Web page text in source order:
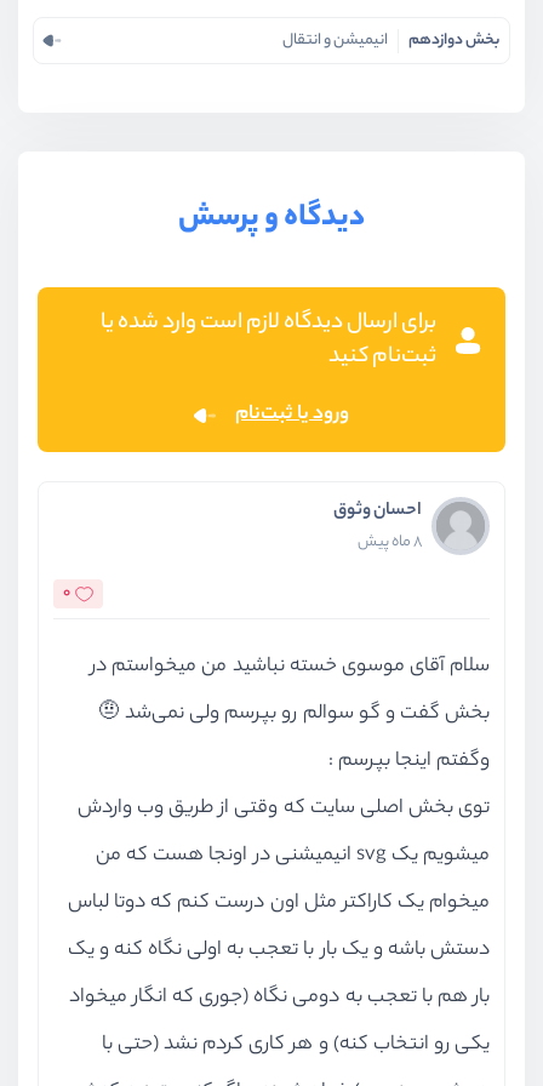
CSS وجود داره با مثال‌های مختلف آشنا می‌شوید و در نهایت
می‌توانید با مواردی که یاد گرفتید وبسایت مورد نظر خود را
شکل دهید.
ابزار های مورد نیاز برای شرکت در این دوره
شما برای شرکت در این دوره به مقدار زیادی اشتیاق به
دنیای طراحی و توسعه وبسایت نیاز دارید.
این دوره ویژه افرادیست که قصد یادگیری طراحی وب ‌را دارند،
اگر شما مایل هستید وبسایت‌های با ظاهر جذاب و کاربردی
کاری که در این دوره انجام می‌د‌هیم این است که به شما
کمک کنیم تا CSS را به خوبی یاد بگیرید.
سرفصل‌های دوره آموزش CSS
انتخاب ‌کنندها
انتخاب کننده‌ها نقش بسیار اساسی در CSS دارند، اینکه
بخش دوازدهم انیمیشن و انتقال
دیدگاه و پرسش
برای ارسال دیدگاه لازم است وارد شده یا
ثبت‌نام کنید
ورود یا ثبت‌نام
احسان وثوق
8 ماه پیش
0
سلام آقای موسوی خسته نباشید من میخواستم در
بخش گفت و گو سوالم رو بپرسم ولی نمی‌شد 🤨
وگفتم اینجا بپرسم :
توی بخش اصلی سایت که وقتی از طریق وب واردش
میشویم یک svg انیمیشنی در اونجا هست که من
میخوام یک کاراکتر مثل اون درست کنم که دوتا لباس
دستش باشه و یک بار با تعجب به اولی نگاه کنه و یک
بار هم با تعجب به دومی نگاه (جوری که انگار میخواد
یکی رو انتخاب کنه) و هر کاری کردم نشد (حتی با